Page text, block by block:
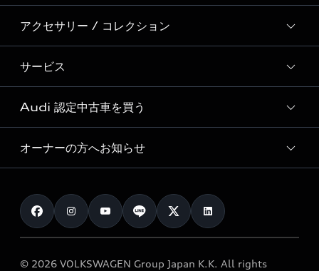
Audi Sport
Formula 1®
デジタルサービス
新車在庫検索
試乗車・展示車検索
見積り依頼
試乗予約
モデル一覧
特別仕様モデル / 限定モデル
e-tronラインアップ
価格シミュレーション
車両比較
カタログ一覧
アクセサリー / コレクション
純正アクセサリー
オンラインショップ
Audi collection
アウディナビアプリ
サービス
サービス入庫予約
サービスプログラム
メンテナンス
車検 / 定期点検
e-tronアフターサポート
Audi 認定中古車を買う
Audi認定中古車
クオリティ
保証
メンテナンス
オーナーの方へお知らせ
お知らせ
オーナー様向けキャンペーン
© 2026 VOLKSWAGEN Group Japan K.K. All rights